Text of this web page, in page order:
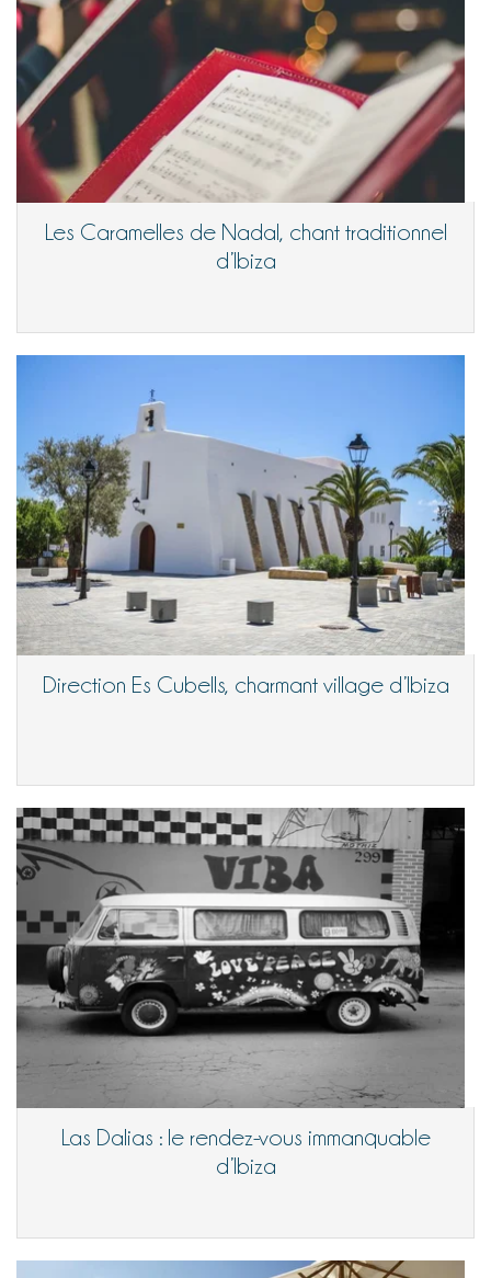
Les Caramelles de Nadal, chant traditionnel
d’Ibiza
Direction Es Cubells, charmant village d’Ibiza
Las Dalias : le rendez-vous immanquable
d’Ibiza